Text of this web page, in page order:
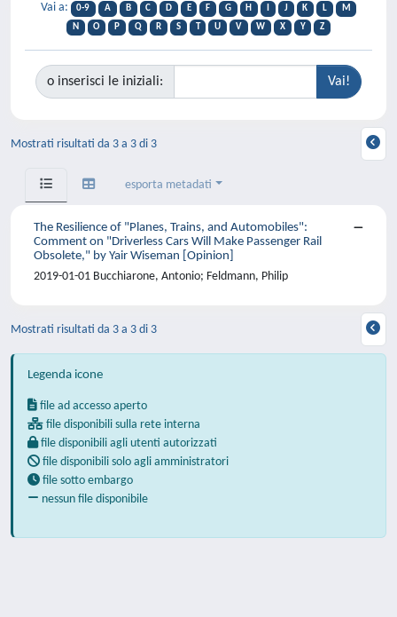
Vai a: 0-9 A B C D E F G H J K L
M
N
O P Q R S T U V W X Y Z
o inserisci le iniziali:
Mostrati risultati da 3 a 3 di 3
esporta metadati
The Resilience of "Planes, Trains, and Automobiles":
Comment on "Driverless Cars Will Make Passenger Rail
Obsolete," by Yair Wiseman [Opinion]
2019-01-01 Bucchiarone, Antonio; Feldmann, Philip
Mostrati risultati da 3 a 3 di 3
Legenda icone
file ad accesso aperto
file disponibili sulla rete interna
file disponibili agli utenti autorizzati
file disponibili solo agli amministratori
file sotto embargo
nessun file disponibile